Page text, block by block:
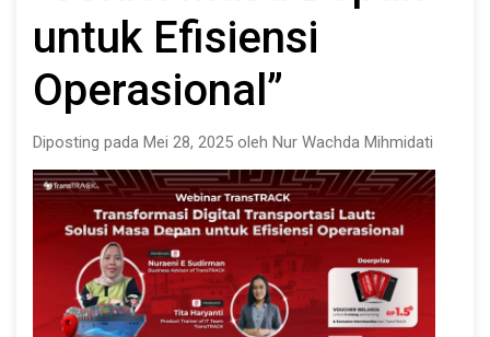
untuk Efisiensi
Operasional”
Diposting pada Mei 28, 2025 oleh Nur Wachda Mihmidati